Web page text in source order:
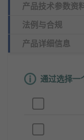
产品技术参数资
法例与合规
产品详细信息
通过选择一